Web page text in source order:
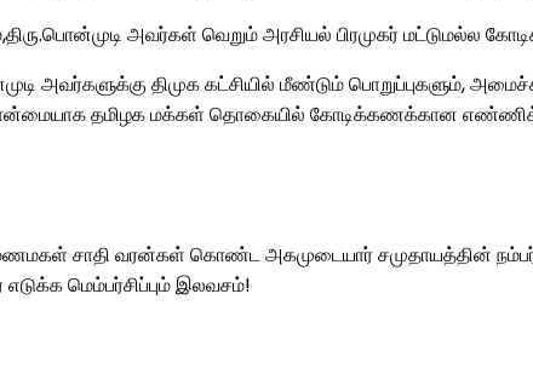
அவர்கள் வெறும் அரசியல் பிரமுகர் மட்டுமல்ல
திமுக கட்சியில் மீண்டும் பொறுப்புகளும்,
தமிழக மக்கள் தொகையில் கோடிக்கணக்கான
சாதி வரன்கள் கொண்ட அகமுடையார் சமுதாயத்தின்
மெம்பர்சிப்பும் இலவசம்!